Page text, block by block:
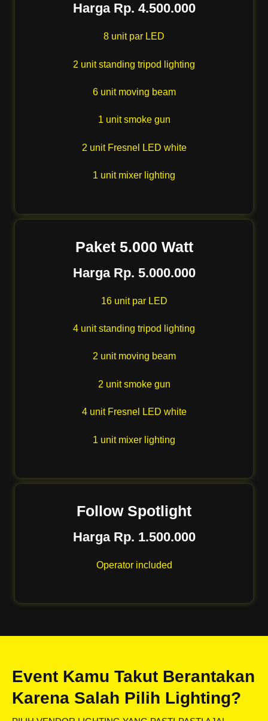
Harga Rp. 4.500.000
8 unit par LED
2 unit standing tripod lighting
6 unit moving beam
1 unit smoke gun
2 unit Fresnel LED white
1 unit mixer lighting
Paket 5.000 Watt
Harga Rp. 5.000.000
16 unit par LED
4 unit standing tripod lighting
2 unit moving beam
2 unit smoke gun
4 unit Fresnel LED white
1 unit mixer lighting
Follow Spotlight
Harga Rp. 1.500.000
Operator included
Event Kamu Takut Berantakan
Karena Salah Pilih Lighting?